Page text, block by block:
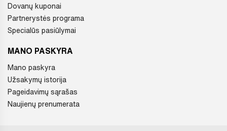
Dovanų kuponai
Partnerystės programa
Specialūs pasiūlymai
MANO PASKYRA
Mano paskyra
Užsakymų istorija
Pageidavimų sąrašas
Naujienų prenumerata